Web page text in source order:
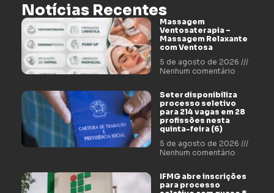
Notícias Recentes
Massagem
Ventosaterapia –
Massagem Relaxante
com Ventosa
5 de agosto de 2026
Nenhum comentário
Seter disponibiliza
processo seletivo
para 214 vagas em 28
profissões nesta
quinta-feira (6)
5 de agosto de 2026
Nenhum comentário
IFMG abre inscrições
para processo